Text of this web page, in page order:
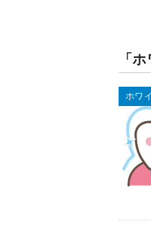
「
ホワ